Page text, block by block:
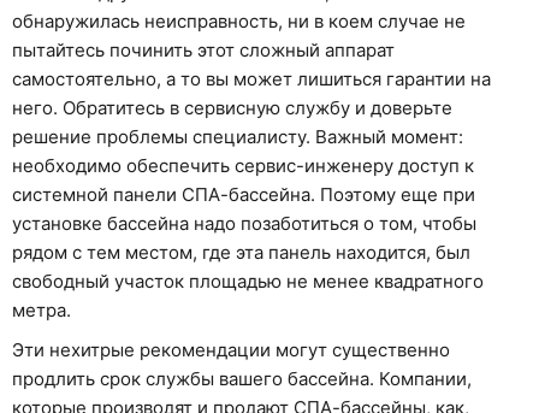
обнаружилась неисправность, ни в коем случае не
пытайтесь починить этот сложный аппарат
самостоятельно, а то вы может лишиться гарантии на
него. Обратитесь в сервисную службу и доверьте
решение проблемы специалисту. Важный момент:
необходимо обеспечить сервис-инженеру доступ к
системной панели СПА-бассейна. Поэтому еще при
установке бассейна надо позаботиться о том, чтобы
рядом с тем местом, где эта панель находится, был
свободный участок площадью не менее квадратного
метра.
Эти нехитрые рекомендации могут существенно
продлить срок службы вашего бассейна. Компании,
которые производят и продают СПА-бассейны, как,